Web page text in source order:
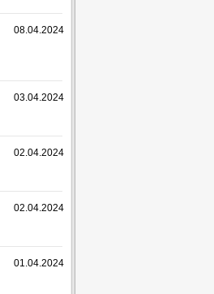
08.04.2024
03.04.2024
02.04.2024
02.04.2024
01.04.2024